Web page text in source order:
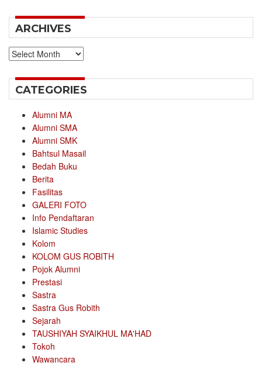
ARCHIVES
Archives
CATEGORIES
Alumni MA
Alumni SMA
Alumni SMK
Bahtsul Masail
Bedah Buku
Berita
Fasilitas
GALERI FOTO
Info Pendaftaran
Islamic Studies
Kolom
KOLOM GUS ROBITH
Pojok Alumni
Prestasi
Sastra
Sastra Gus Robith
Sejarah
TAUSHIYAH SYAIKHUL MA'HAD
Tokoh
Wawancara